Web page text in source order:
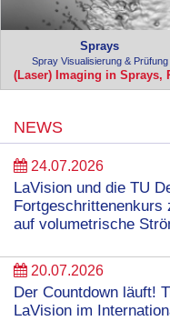
Sprays
Spray Visualisierung & Prüfung
(Laser) Imaging in Sprays,
NEWS
24.07.2026
LaVision und die TU
auf volumetrische
20.07.2026
Der Countdown läuft!
LaVision im